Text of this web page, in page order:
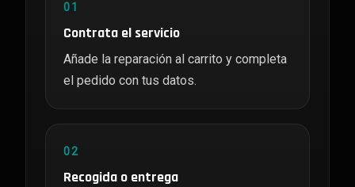
01
Contrata el servicio
Añade la reparación al carrito y completa
el pedido con tus datos.
02
Recogida o entrega